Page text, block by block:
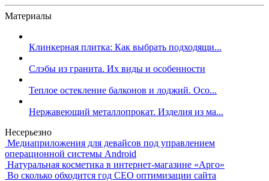
Материалы
Клинкерная плитка: Как выбрать подходящи...
Слэбы из гранита. Их виды и особенности
Теплое остекление балконов и лоджий. Осо...
Нержавеющий металлопрокат. Изделия из ма...
Несерьезно
Медиаприложения для девайсов под управлением
операционной системы Android
Натуральная косметика в интернет-магазине «Арго»
Во сколько обходится год СЕО оптимизации сайта